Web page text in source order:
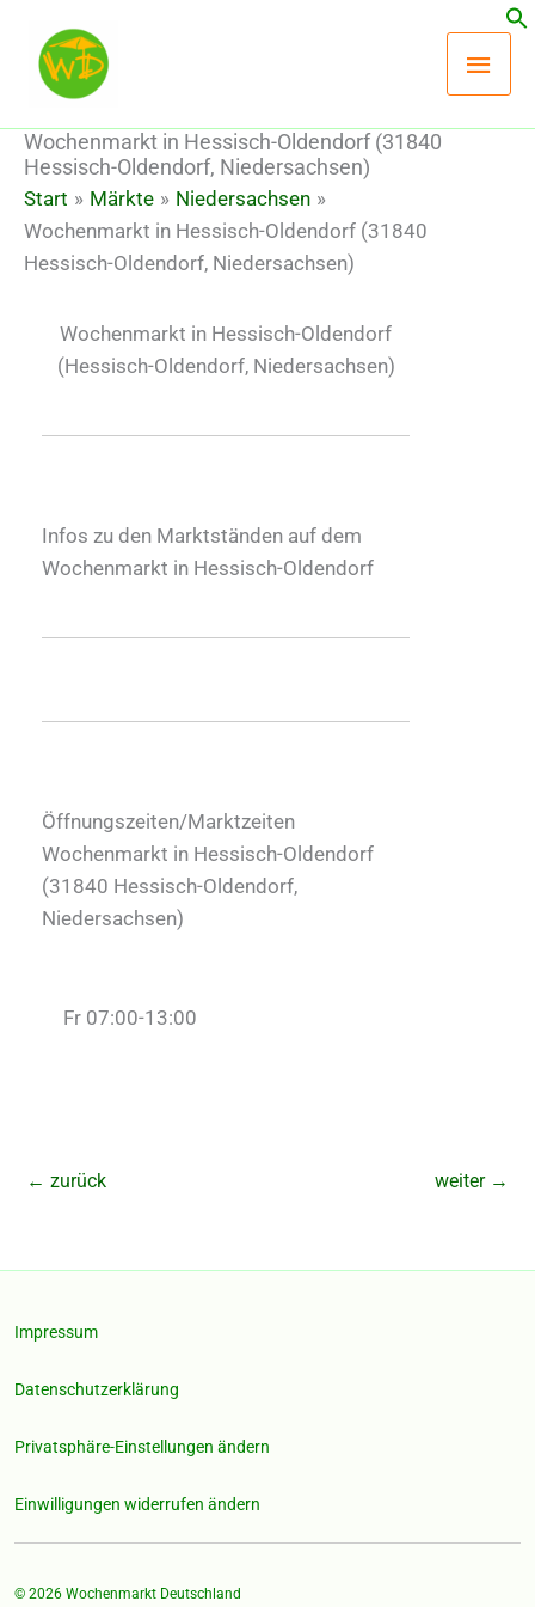
Inhalt
springen
Wochenmarkt in Hessisch-Oldendorf (31840
Hessisch-Oldendorf, Niedersachsen)
Start Märkte
Niedersachsen
Wochenmarkt in Hessisch-Oldendorf (31840
Hessisch-Oldendorf, Niedersachsen)
Wochenmarkt in Hessisch-Oldendorf
(Hessisch-Oldendorf, Niedersachsen)
Infos zu den Marktständen auf dem
Wochenmarkt in Hessisch-Oldendorf
Öffnungszeiten/Marktzeiten
Wochenmarkt in Hessisch-Oldendorf
(31840 Hessisch-Oldendorf,
Niedersachsen)
Fr 07:00-13:00
← zurück weiter →
Impressum
Datenschutzerklärung
Privatsphäre-Einstellungen ändern
Einwilligungen widerrufen ändern
© 2026 Wochenmarkt Deutschland